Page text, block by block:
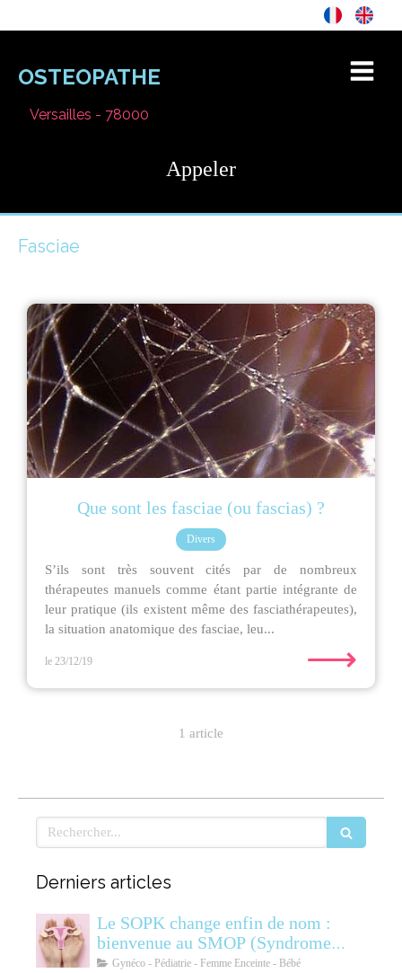
OSTEOPATHE
Versailles - 78000
Appeler
Fasciae
Que sont les fasciae (ou fascias) ?
Divers
S’ils sont très souvent cités par de nombreux
thérapeutes manuels comme étant partie intégrante de
leur pratique (ils existent même des fasciathérapeutes),
la situation anatomique des fasciae, leu...
le 23/12/19 ⟶
1 article
Rechercher
Derniers articles
Le SOPK change enfin de nom :
bienvenue au SMOP (Syndrome
Métabolique Ovarien
Gynéco - Pédiatrie - Femme Enceinte - Bébé